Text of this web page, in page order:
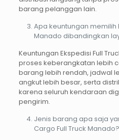
barang pelanggan lain.
Apa keuntungan memilih
Manado dibandingkan
Keuntungan Ekspedisi Full
proses keberangkatan lebih
barang lebih rendah, jadwal
angkut lebih besar, serta
karena seluruh kendaraan
pengirim.
Jenis barang apa saja
Cargo Full Truck Manado?